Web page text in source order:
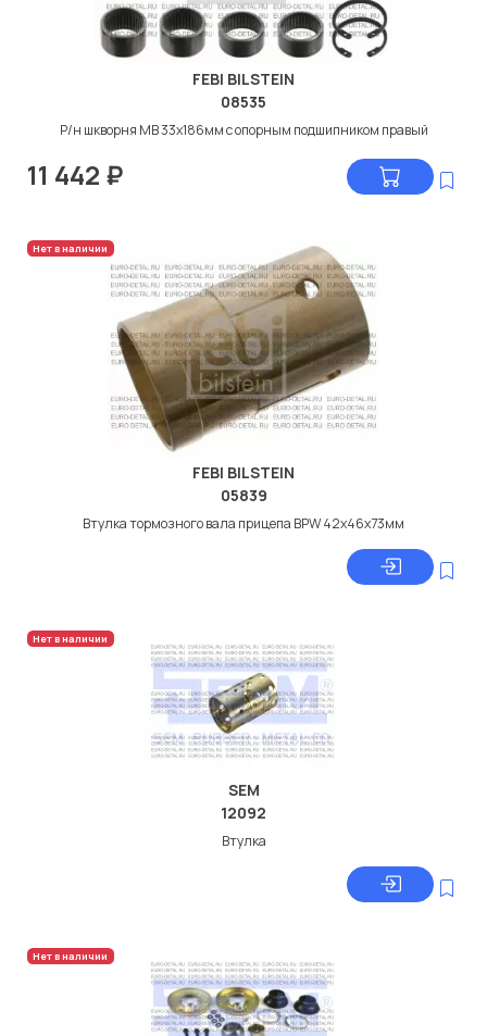
FEBI BILSTEIN
08535
Р/н шкворня МВ 33x186мм с опорным подшипником правый
11 442 ₽
Нет в наличии
FEBI BILSTEIN
05839
Втулка тормозного вала прицепа BPW 42x46x73мм
Нет в наличии
SEM
12092
Втулка
Нет в наличии